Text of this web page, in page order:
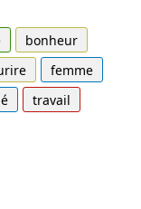
bonheur
femme
travail